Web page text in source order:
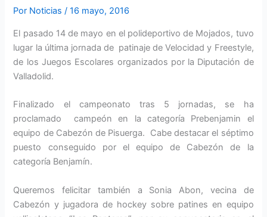
Por Noticias/16 mayo, 2016
El pasado 14 de mayo en el polideportivo de Mojados, tuvo
lugar la última jornada de patinaje de Velocidad y Freestyle,
de los Juegos Escolares organizados por la Diputación de
Valladolid.
Finalizado el campeonato tras 5 jornadas, se ha
proclamado campeón en la categoría Prebenjamin el
equipo de Cabezón de Pisuerga. Cabe destacar el séptimo
puesto conseguido por el equipo de Cabezón de la
categoría Benjamín.
Queremos felicitar también a Sonia Abon, vecina de
Cabezón y jugadora de hockey sobre patines en equipo